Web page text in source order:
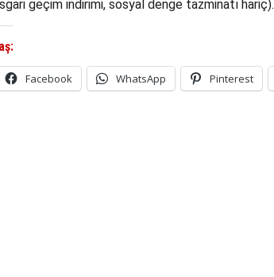
geçim indirimi, sosyal denge tazminatı hariç).
Facebook WhatsApp Pinterest